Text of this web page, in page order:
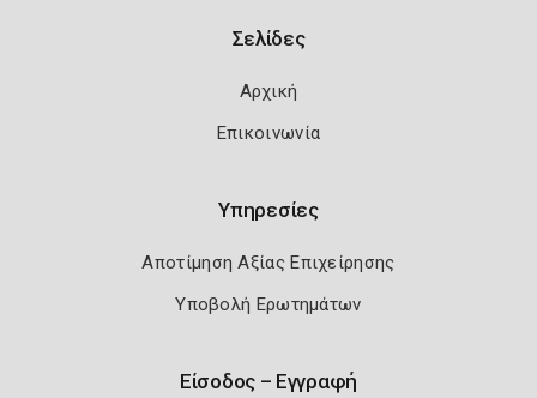
Σελίδες
Αρχική
Επικοινωνία
Υπηρεσίες
Αποτίμηση Αξίας Επιχείρησης
Υποβολή Ερωτημάτων
Είσοδος – Εγγραφή